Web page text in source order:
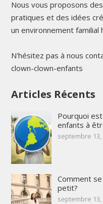
Nous vous proposons
pratiques et des idées
un environnement familial
N'hésitez pas à nous
clown-clown-enfants
Articles Récents
Pourquoi
enfants à
septembre 13,
Comment
petit?
septembre 13,